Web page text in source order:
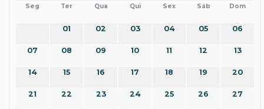
Seg Ter Qua Qui Sex Sáb Dom
01 02 03 04 05 06
07 08 09 10 11 12 13
14 15 16 17 18 19 20
21 22 23 24 25 26 27